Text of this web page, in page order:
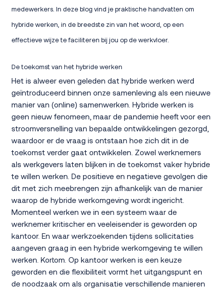
medewerkers. In deze blog vind je praktische handvatten om
hybride werken, in de breedste zin van het woord, op een
effectieve wijze te faciliteren bij jou op de werkvloer.
De toekomst van het hybride werken
Het is alweer even geleden dat hybride werken werd
geïntroduceerd binnen onze samenleving als een nieuwe
manier van (online) samenwerken. Hybride werken is
geen nieuw fenomeen, maar de pandemie heeft voor een
stroomversnelling van bepaalde ontwikkelingen gezorgd,
waardoor er de vraag is ontstaan hoe zich dit in de
toekomst verder gaat ontwikkelen. Zowel werknemers
als werkgevers laten blijken in de toekomst vaker hybride
te willen werken. De positieve en negatieve gevolgen die
dit met zich meebrengen zijn afhankelijk van de manier
waarop de hybride werkomgeving wordt ingericht.
Momenteel werken we in een systeem waar de
werknemer kritischer en veeleisender is geworden op
kantoor. En waar werkzoekenden tijdens sollicitaties
aangeven graag in een hybride werkomgeving te willen
werken. Kortom. Op kantoor werken is een keuze
geworden en die flexibiliteit vormt het uitgangspunt en
de noodzaak om als organisatie verschillende manieren